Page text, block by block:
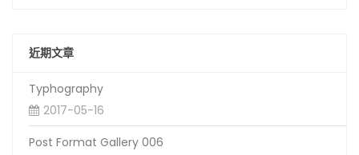
近期文章
Typhography
2017-05-16
Post Format Gallery 006